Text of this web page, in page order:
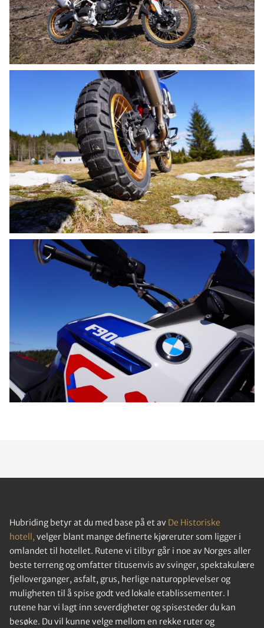
Hubriding betyr at du med base på et av De Historiske
hotell, velger blant mange definerte kjøreruter som ligger i
omlandet til hotellet. Rutene vi tilbyr går i noe av Norges aller
beste terreng og omfatter titusenvis av svinger, spektakulære
fjelloverganger, asfalt, grus, herlige naturopplevelser og
muligheten til å spise godt ved lokale etablissementer. I
rutene har vi lagt inn severdigheter og spisesteder du kan
besøke. Du vil kunne velge mellom en rekke ruter og